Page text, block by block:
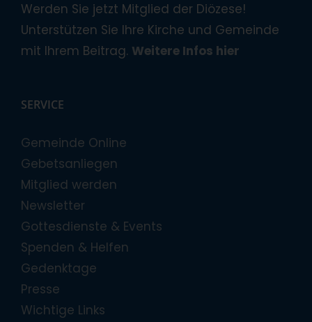
Werden Sie jetzt Mitglied der Diözese!
Unterstützen Sie Ihre Kirche und Gemeinde
mit Ihrem Beitrag. Weitere Infos hier
SERVICE
Gemeinde Online
Gebetsanliegen
Mitglied werden
Newsletter
Gottesdienste & Events
Spenden & Helfen
Gedenktage
Presse
Wichtige Links